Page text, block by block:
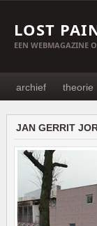
LOST
EEN WEBMAGAZINE
archief theorie
JAN GERRIT